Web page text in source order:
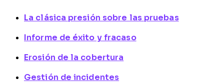
La clásica presión sobre las pruebas
Informe de éxito y fracaso
Erosión de la cobertura
Gestión de incidentes